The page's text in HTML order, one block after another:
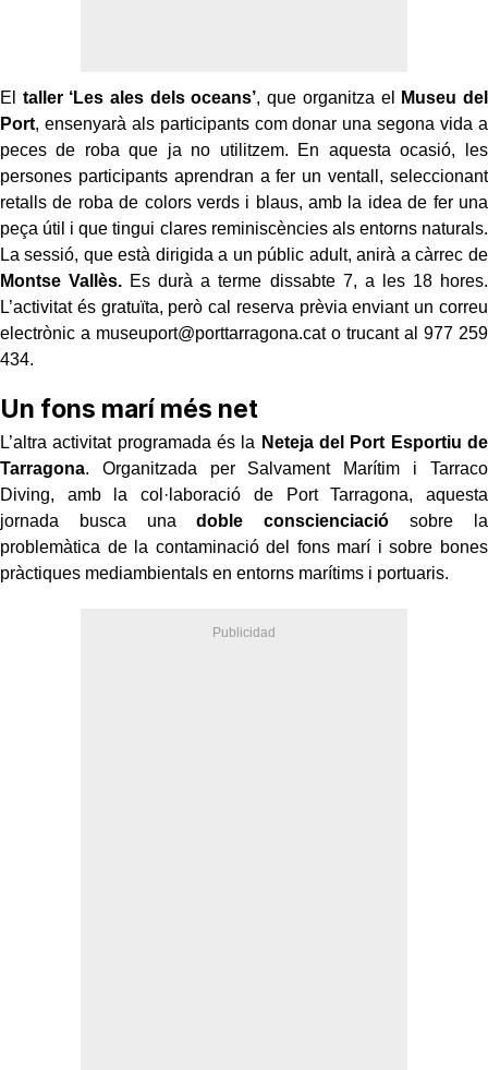
El taller ‘Les ales dels oceans’, que organitza el
Museu del
Port, ensenyarà als participants com donar una segona vida a
peces de roba que ja no utilitzem. En aquesta ocasió, les
persones participants aprendran a fer un ventall, seleccionant
retalls de roba de colors verds i blaus, amb la idea de fer una
peça útil i que tingui clares reminiscències als entorns naturals.
La sessió, que està dirigida a un públic adult, anirà a càrrec de
Montse Vallès. Es durà a terme dissabte 7, a les 18 hores.
L’activitat és gratuïta, però cal reserva prèvia enviant un correu
electrònic a museuport@porttarragona.cat o trucant al 977 259
434.
Un fons marí més net
L’altra activitat programada és la Neteja del Port Esportiu de
Tarragona. Organitzada per Salvament Marítim i Tarraco
Diving, amb la col·laboració de Port Tarragona, aquesta
jornada busca unadoble conscienciació sobre la
problemàtica de la contaminació del fons marí i sobre bones
pràctiques mediambientals en entorns marítims i portuaris.